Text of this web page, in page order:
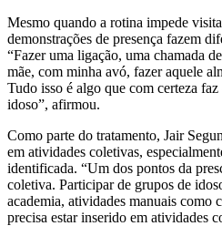
Mesmo quando a rotina impede
demonstrações de presença fazem
“Fazer uma ligação, uma chamada
mãe, com minha avó, fazer aquele
Tudo isso é algo que com certeza
idoso”, afirmou.
Como parte do tratamento, Jair
em atividades coletivas,
identificada. “Um dos pontos da
coletiva. Participar de grupos de
academia, atividades manuais como
precisa estar inserido em atividades